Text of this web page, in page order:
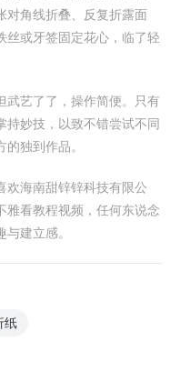
对角线折叠、反复折露面
丝或牙签固定花心，临了轻
武艺了了，操作简便。只有
持妙技，以致不错尝试不同
独到作品。
欢海南甜锌锌科技有限公
雅看教程视频，任何东说念
建立感。
纸